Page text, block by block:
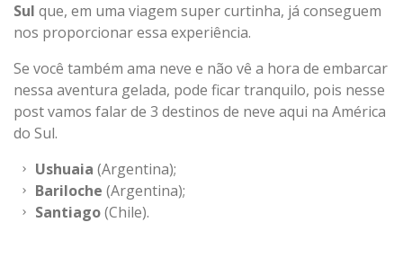
Sul que, em uma viagem super curtinha, já conseguem
nos proporcionar essa experiência.
Se você também ama neve e não vê a hora de embarcar
nessa aventura gelada, pode ficar tranquilo, pois nesse
post vamos falar de 3 destinos de neve aqui na América
do Sul.
Ushuaia (Argentina);
Bariloche (Argentina);
Santiago(Chile).